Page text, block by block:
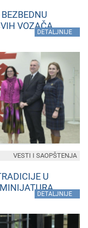
VOZAČA
DETALJNIJE
U
DETALJNIJE
VESTI I SAOPŠTENJA